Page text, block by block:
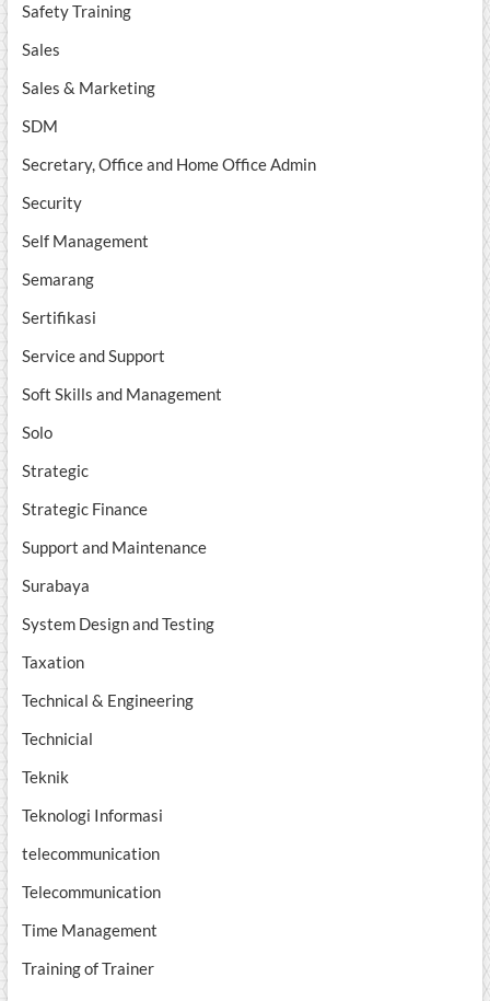
Safety Training
Sales
Sales & Marketing
SDM
Secretary, Office and Home Office Admin
Security
Self Management
Semarang
Sertifikasi
Service and Support
Soft Skills and Management
Solo
Strategic
Strategic Finance
Support and Maintenance
Surabaya
System Design and Testing
Taxation
Technical & Engineering
Technicial
Teknik
Teknologi Informasi
telecommunication
Telecommunication
Time Management
Training of Trainer